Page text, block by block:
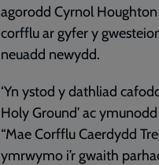
agorodd Cyrnol
corfflu ar gyfer y
neuadd newydd.
‘Yn ystod y dathliad
Holy Ground’ ac
“Mae Corfflu Caerdydd
ymrwymo i’r gwaith